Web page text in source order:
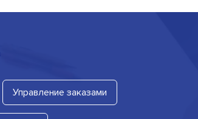
Управление заказами